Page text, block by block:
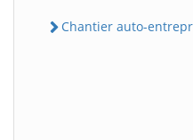
Chantier auto-